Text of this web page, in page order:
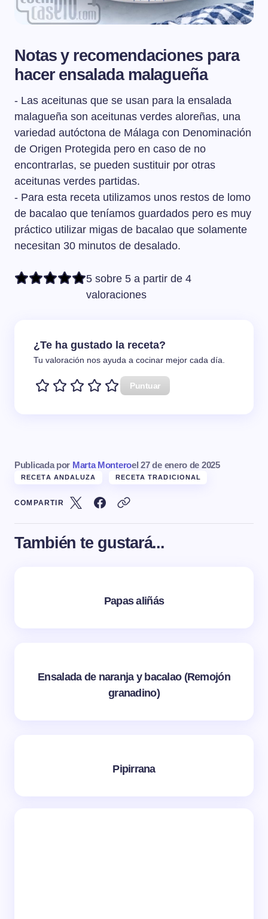
Notas y recomendaciones para
hacer ensalada malagueña
- Las aceitunas que se usan para la ensalada
malagueña son aceitunas verdes aloreñas, una
variedad autóctona de Málaga con Denominación
de Origen Protegida pero en caso de no
encontrarlas, se pueden sustituir por otras
aceitunas verdes partidas.
- Para esta receta utilizamos unos restos de lomo
de bacalao que teníamos guardados pero es muy
práctico utilizar migas de bacalao que solamente
necesitan 30 minutos de desalado.
5 sobre 5 a partir de 4
valoraciones
¿Te ha gustado la receta?
Tu valoración nos ayuda a cocinar mejor cada día.
Puntuar
Publicada por Marta Monteroel 27 de enero de 2025
RECETA ANDALUZA RECETA TRADICIONAL
COMPARTIR
También te gustará...
Papas aliñás
Ensalada de naranja y bacalao (Remojón
granadino)
Pipirrana